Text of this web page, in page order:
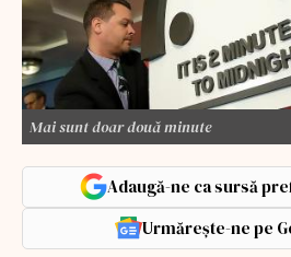
Mai sunt doar două minute
Adaugă-ne ca sursă
Urmărește-ne pe